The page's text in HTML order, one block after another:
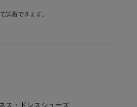
試着できます。
ス・ドレスシューズ